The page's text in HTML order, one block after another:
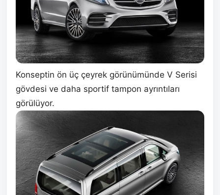
Konseptin ön üç çeyrek görünümünde V Serisi
gövdesi ve daha sportif tampon ayrıntıları
görülüyor.